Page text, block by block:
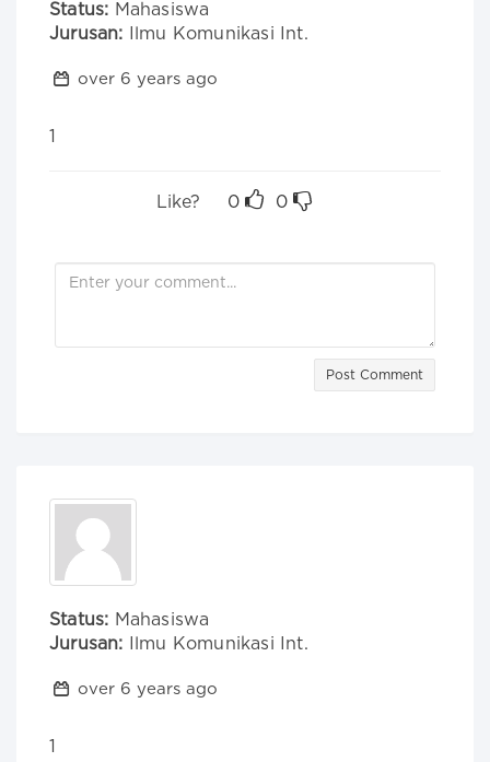
Status: Mahasiswa
Jurusan: Ilmu Komunikasi Int.
over 6 years ago
1
Like? 0 0
Post Comment
Status: Mahasiswa
Jurusan: Ilmu Komunikasi Int.
over 6 years ago
1